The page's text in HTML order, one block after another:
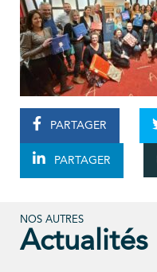
PARTAGER
PARTAGER
NOS AUTRES
Actualités